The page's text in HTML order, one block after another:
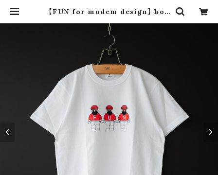
【FUN for modem design】 hob
s dro